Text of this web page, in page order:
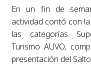
En un fin de
actividad contó con
las categorías
Turismo AUVO,
presentación del